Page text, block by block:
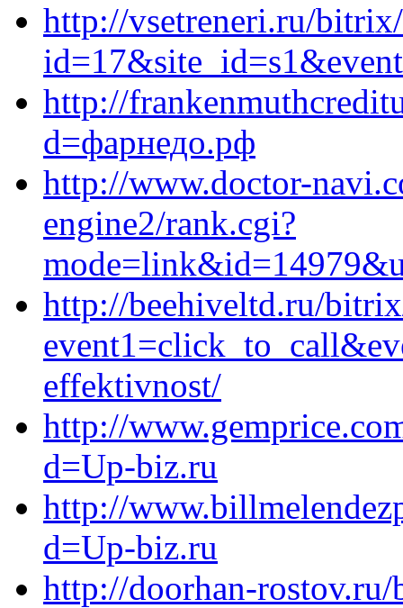
http://vsetreneri.ru/
http://
d=фарнедо.рф
http://www.doctor-
engine2/rank.cgi?
http://beehiveltd.ru/
effektivnost/
http://
d=Up-biz.ru
http://
d=Up-biz.ru
http://doorhan-